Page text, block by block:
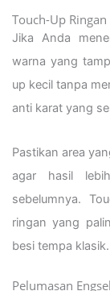
Touch-Up
Jika Anda
warna yang
up kecil tanpa
anti karat yang
Pastikan area
agar hasil
sebelumnya.
ringan yang
besi tempa klasik.
Pelumasan